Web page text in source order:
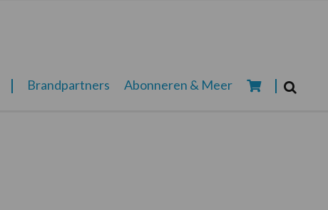
Brandpartners Abonneren & Meer